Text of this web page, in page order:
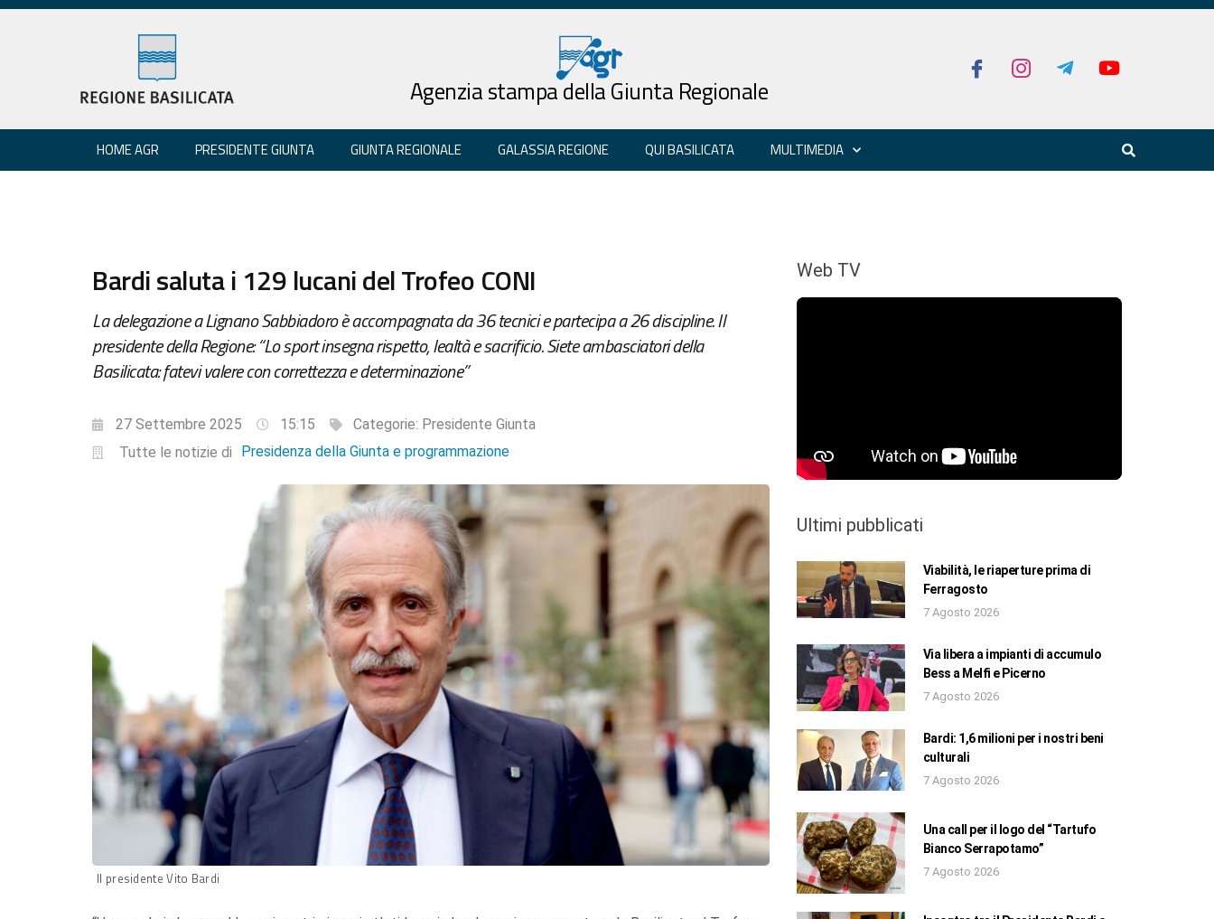
Agenzia stampa della Giunta Regionale
HOME AGR PRESIDENTE GIUNTA GIUNTA REGIONALE GALASSIA REGIONE QUI BASILICATA MULTIMEDIA
Bardi saluta i 129 lucani del Trofeo CONI
La delegazione a Lignano Sabbiadoro è accompagnata da 36 tecnici e partecipa a 26 discipline. Il
presidente della Regione: “Lo sport insegna rispetto, lealtà e sacrificio. Siete ambasciatori della
Basilicata: fatevi valere con correttezza e determinazione”
27 Settembre 2025 15:15 Categorie: Presidente Giunta
Tutte le notizie di
Presidenza della Giunta e programmazione
Il presidente Vito Bardi
Web TV
Ultimi pubblicati
Viabilità, le riaperture prima di
Ferragosto
7 Agosto 2026
Via libera a impianti di accumulo
Bess a Melfi e Picerno
7 Agosto 2026
Bardi: 1,6 milioni per i nostri beni
culturali
7 Agosto 2026
Una call per il logo del “Tartufo
Bianco Serrapotamo”
7 Agosto 2026